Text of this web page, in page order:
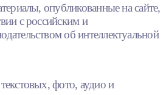
опубликованные на сайте,
с российским и
об интеллектуальной
фото, аудио и